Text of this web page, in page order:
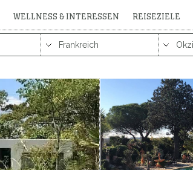
WELLNESS & INTERESSEN REISEZIELE